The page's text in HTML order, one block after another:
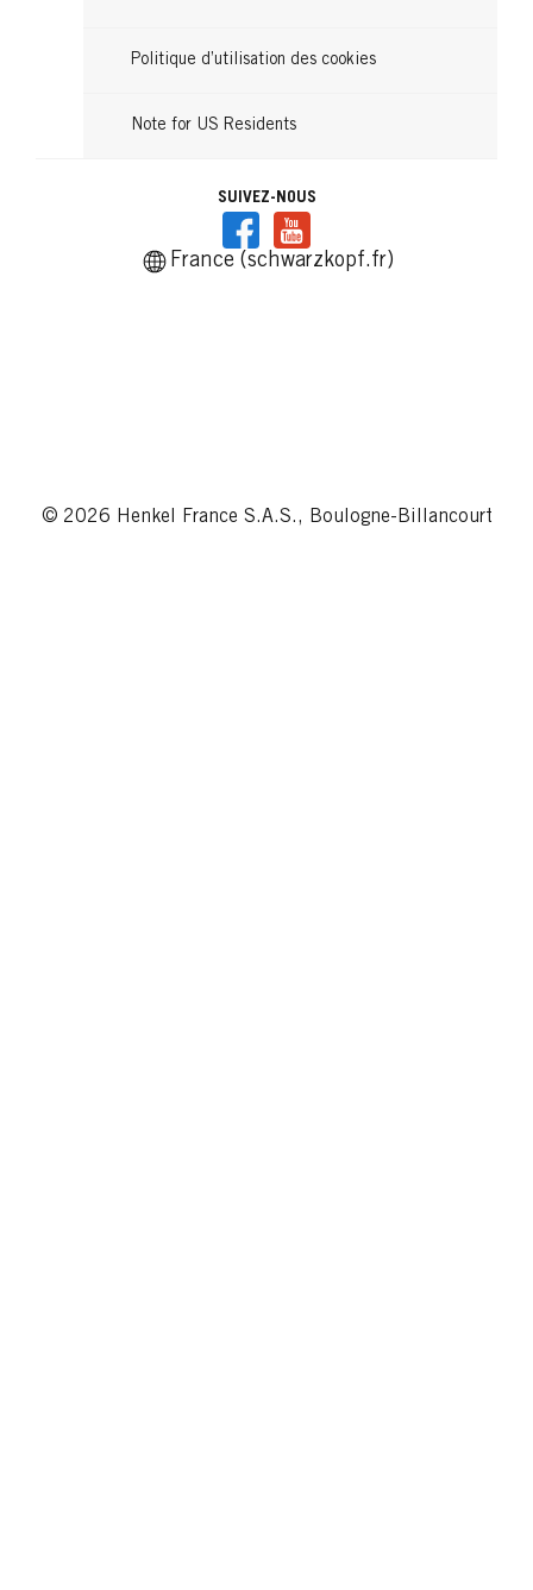
Politique d’utilisation des cookies
Note for US Residents
SUIVEZ-NOUS
France (schwarzkopf.fr)
© 2026 Henkel France S.A.S., Boulogne-Billancourt